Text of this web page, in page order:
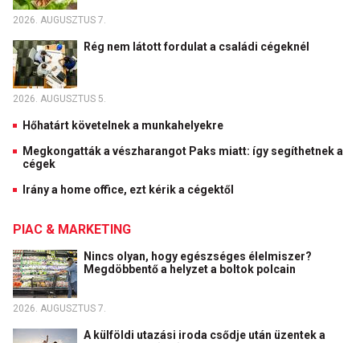
2026. AUGUSZTUS 7.
Rég nem látott fordulat a családi cégeknél
2026. AUGUSZTUS 5.
Hőhatárt követelnek a munkahelyekre
Megkongatták a vészharangot Paks miatt: így segíthetnek a
cégek
Irány a home office, ezt kérik a cégektől
PIAC & MARKETING
Nincs olyan, hogy egészséges élelmiszer?
Megdöbbentő a helyzet a boltok polcain
2026. AUGUSZTUS 7.
A külföldi utazási iroda csődje után üzentek a